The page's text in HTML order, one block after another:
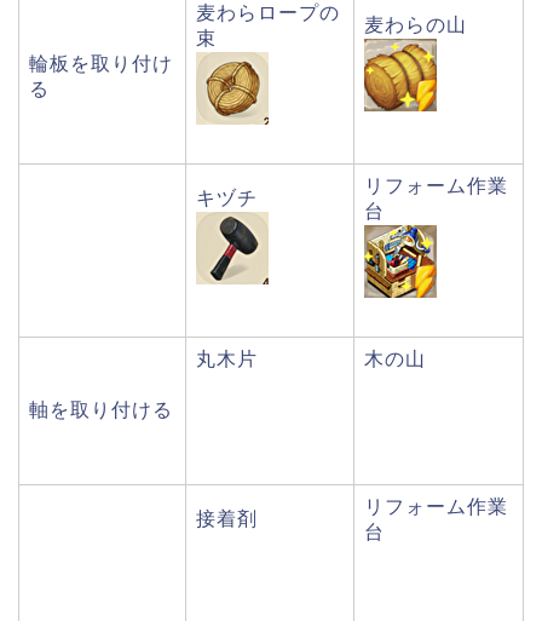
輪板を取り付け
る
麦わらロープの
束
麦わらの山
キヅチ
リフォーム作業
台
軸を取り付ける
丸木片 木の山
接着剤
リフォーム作業
台